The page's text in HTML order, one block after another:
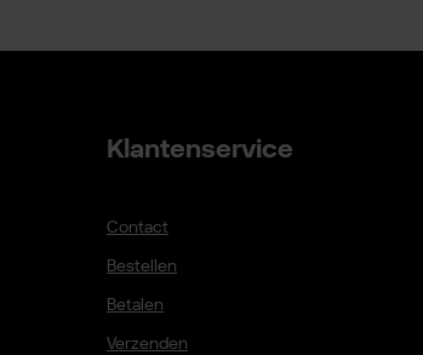
Klantenservice
Contact
Bestellen
Betalen
Verzenden